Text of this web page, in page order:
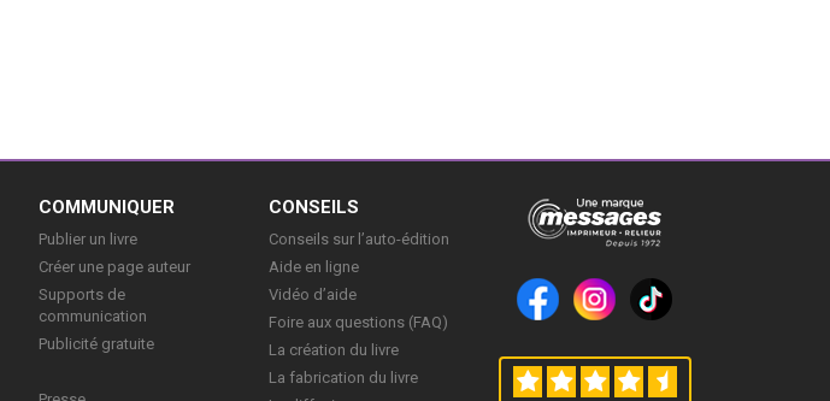
COMMUNIQUER
Publier un livre
Créer une page auteur
Supports de
communication
Publicité gratuite
CONSEILS
Conseils sur l’auto-édition
Aide en ligne
Vidéo d’aide
Foire aux questions (FAQ)
La création du livre
La fabrication du livre